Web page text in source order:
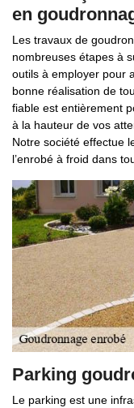
en
Les travaux de
nombreuses étapes à
outils à employer pour
bonne réalisation de
fiable est entièrement
à la hauteur de vos
Notre société effectue
l’enrobé à froid dans
Parking
Le parking est une